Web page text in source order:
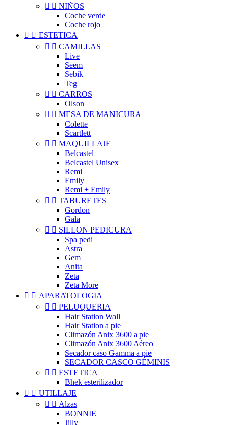
  NIÑOS
Coche verde
Coche rojo
  ESTETICA
  CAMILLAS
Live
Seem
Sebik
Teg
  CARROS
Olson
  MESA DE MANICURA
Colette
Scartlett
  MAQUILLAJE
Belcastel
Belcastel Unisex
Remi
Emily
Remi + Emily
  TABURETES
Gordon
Gala
  SILLON PEDICURA
Spa pedi
Astra
Gem
Anita
Zeta
Zeta More
  APARATOLOGIA
  PELUQUERIA
Hair Station Wall
Hair Station a pie
Climazón Anix 3600 a pie
Climazón Anix 3600 Aéreo
Secador caso Gamma a pie
SECADOR CASCO GÉMINIS
  ESTETICA
Bhek esterilizador
  UTILLAJE
  Alzas
BONNIE
Jilly